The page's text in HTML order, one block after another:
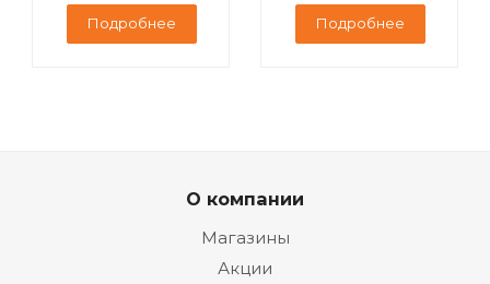
Подробнее Подробнее
О компании
Магазины
Акции